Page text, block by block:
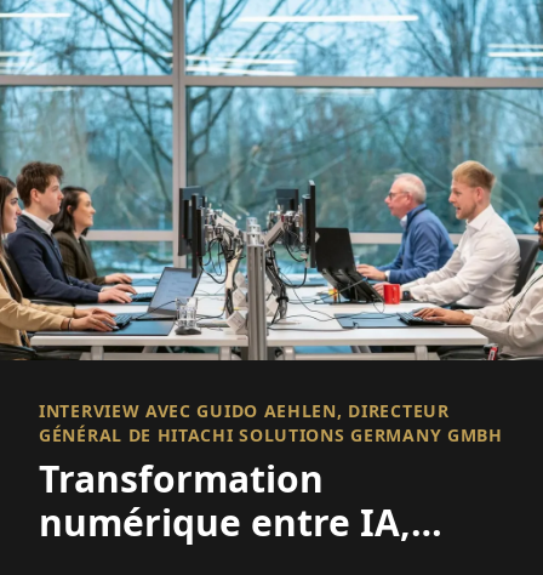
INTERVIEW AVEC GUIDO AEHLEN, DIRECTEUR
GÉNÉRAL DE HITACHI SOLUTIONS GERMANY GMBH
Transformation
numérique entre IA,